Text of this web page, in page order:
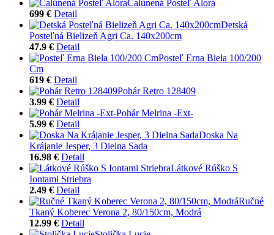
Čalúnená Posteľ Alora
699 € Detail
Detská
Posteľná Bielizeň Agri Ca. 140x200cm
47.9 € Detail
Posteľ Erna Biela 100/200
Cm
619 € Detail
Pohár Retro 128409
3.99 € Detail
Pohár Melrina -Ext-
5.99 € Detail
Doska Na
Krájanie Jesper, 3 Dielna Sada
16.98 € Detail
Látkové Rúško S
Iontami Striebra
2.49 € Detail
Ručné
Tkaný Koberec Verona 2, 80/150cm, Modrá
12.99 € Detail